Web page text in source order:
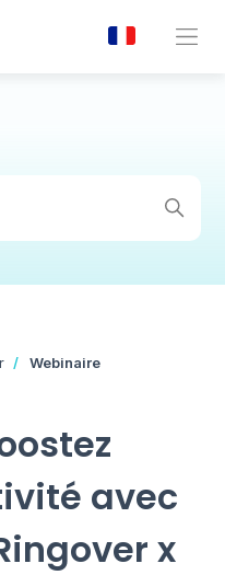
Webinaire
avec
x